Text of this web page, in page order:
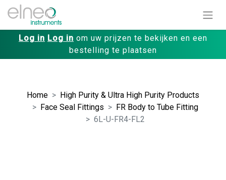
Log in Log in om uw prijzen te bekijken en een
bestelling te plaatsen
Home
High Purity & Ultra High Purity Products
Face Seal Fittings
FR Body to Tube Fitting
6L-U-FR4-FL2